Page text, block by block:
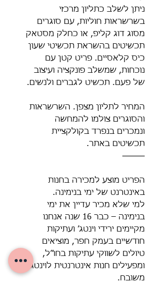
ניתן לשלב כתליון מרכזי
בשרשראות חוליות, עם סוגרים
מסוג דוג קליפ, או כחלק מסטאק
תכשיטים בהשראת תכשיטי שעון
כיס קלאסיים. פריט קטן עם
נוכחות, שמשלב פונקציה ועיצוב
של פעם. תכשיט לגברים ולנשים.
המחיר לתליון מצפן. השרשראות
והסוגרים צולמו להמחשה
ונמכרים בנפרד בקולקציית
תכשיטים באתר.
⸻
הפריט מוצע למכירה בחנות
באינטרנט של ימי בנימינה.
למי שלא מכיר עדיין את ימי
בנימינה – כבר 16 שנה אנחנו
מקיימים ירידי וינטג’ ועתיקות
חודשיים בעמק חפר, מוציאים
טיולים לשווקי עתיקות בחו״ל,
ומפעילים חנות אינטרנטית לוינטג’
משובח.